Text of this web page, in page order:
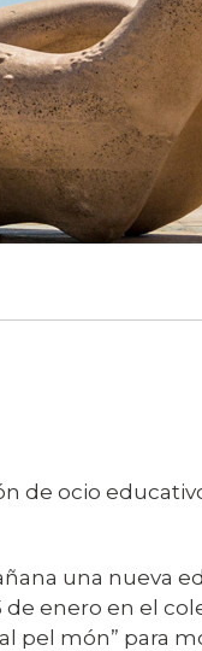
de ocio
una nueva
de enero en el
pel món” para